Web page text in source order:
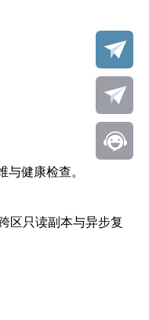
健康检查。
区只读副本与异步复